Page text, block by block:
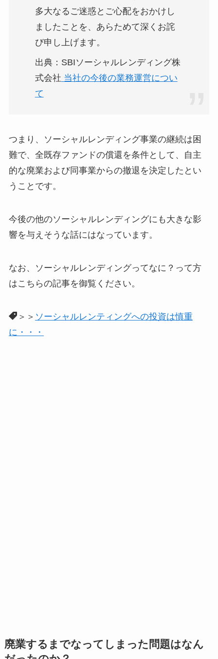
多大なるご迷惑とご心配をおかけし
ましたことを、あらためて深くお詫
び申し上げます。
出典：SBIソーシャルレンディング株
式会社 当社の今後の業務運営につい
て
つまり、ソーシャルレンディング事業の継続は困
難で、全既存ファンドの償還を条件として、自主
的な廃業および同事業からの撤退を決定したとい
うことです。
今後の他のソーシャルレンディングにも大きな影
響を与えそうな話にはなっています。
なお、ソーシャルレンディングってなに？って方
はこちらの記事を御覧ください。
＞＞ ソーシャルレンティングへの投資は慎重
に・・・
廃業するまでなってしまった問題はなん